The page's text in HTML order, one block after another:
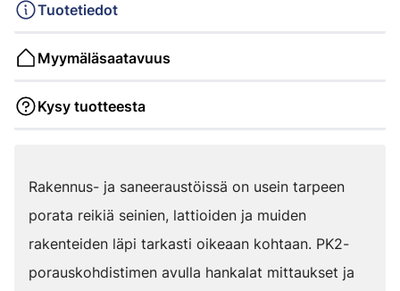
Tuotetiedot
Myymäläsaatavuus
Kysy tuotteesta
Rakennus- ja saneeraustöissä on usein tarpeen
porata reikiä seinien, lattioiden ja muiden
rakenteiden läpi tarkasti oikeaan kohtaan. PK2-
porauskohdistimen avulla hankalat mittaukset ja